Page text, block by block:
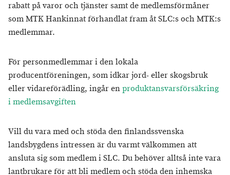
rabatt på varor och tjänster samt de medlemsförmåner
som MTK Hankinnat förhandlat fram åt SLC:s och MTK:s
medlemmar.
För personmedlemmar i den lokala
producentföreningen, som idkar jord- eller skogsbruk
eller vidareförädling, ingår enproduktansvarsförsäkring
i medlemsavgiften
Vill du vara med och stöda den finlandssvenska
landsbygdens intressen är du varmt välkommen att
ansluta sig som medlem i SLC. Du behöver alltså inte vara
lantbrukare för att bli medlem och stöda den inhemska